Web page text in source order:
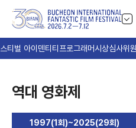
티벌 아이덴티티 프로그래머시상심사위원
역대 영화제
1997(1회)~2025(29회)